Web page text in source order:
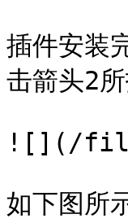
插件安装
击箭头2
![](/
如下图所